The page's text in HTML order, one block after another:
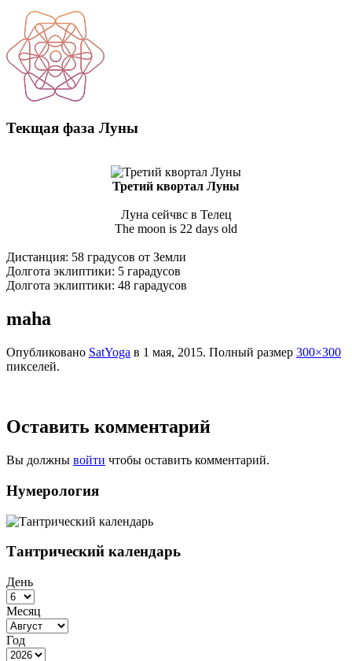
Текщая фаза Луны
Третий квортал Луны
Луна сейчвс в Телец
The moon is 22 days old
Дистанция: 58 градусов от Земли
Долгота эклиптики: 5 гарадусов
Долгота эклиптики: 48 гарадусов
maha
Опубликовано SatYoga в 1 мая, 2015. Полный размер 300×300
пикселей.
Оставить комментарий
Вы должны войти чтобы оставить комментарий.
Нумерология
Тантрический календарь
День
Месяц
Год